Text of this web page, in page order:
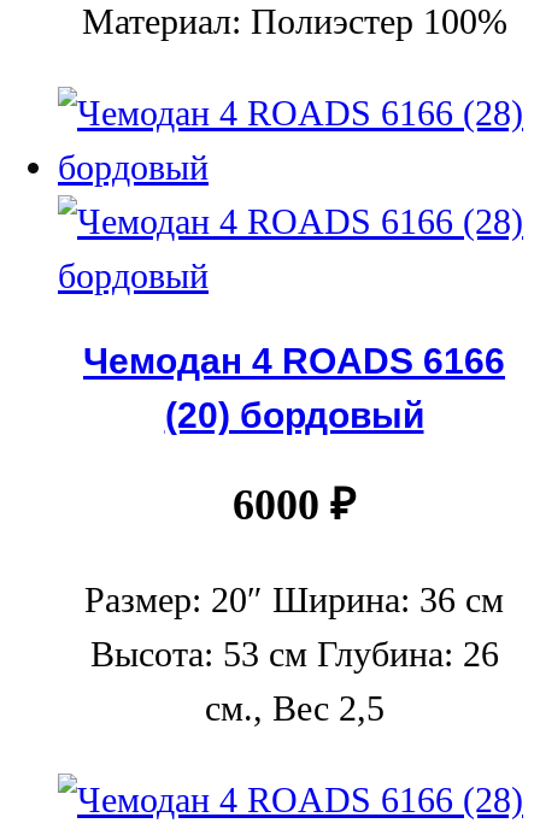
Материал: Полиэстер 100%
Чемодан 4 ROADS 6166
(20) бордовый
6000 ₽
Размер: 20″ Ширина: 36 см
Высота: 53 см Глубина: 26
см., Вес 2,5